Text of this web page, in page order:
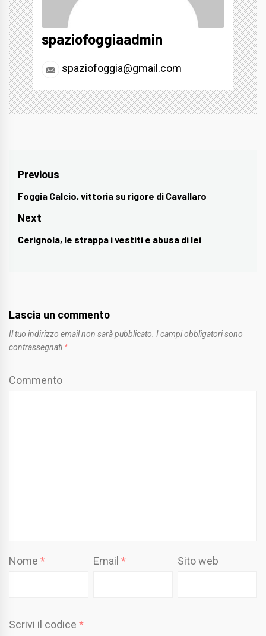
spaziofoggiaadmin
spaziofoggia@gmail.com
Navigazione
articoli
Previous
Previous
post:
Foggia Calcio, vittoria su rigore di Cavallaro
Next
Next
Cerignola, le strappa i vestiti e abusa di lei
Lascia un commento
Il tuo indirizzo email non sarà pubblicato. I campi obbligatori sono
contrassegnati *
Commento
Nome * Email* Sito web
Scrivi il codice *